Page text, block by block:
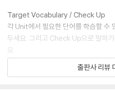
Target Vocabulary / Check Up
각 Unit에서 필요한 단어를 학습할 수
두세요. 그리고 Check Up으로 말하
요.
출판사 리뷰